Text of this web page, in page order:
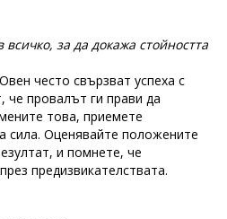
за да докажа стойността
често свързват успеха с
че провалът ги прави да
това, приемете
сила. Оценявайте положените
и помнете, че
предизвикателствата.